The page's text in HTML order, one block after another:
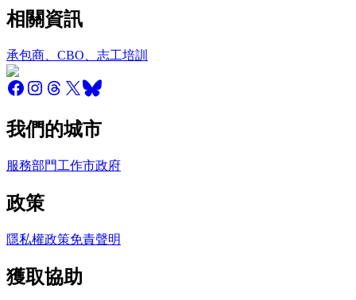
相關資訊
承包商、CBO、志工培訓
我們的城市
服務部門工作市政府
政策
隱私權政策免責聲明
獲取協助